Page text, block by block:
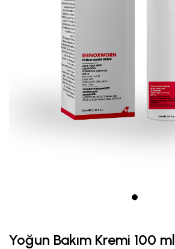
Yoğun Bakım Kremi 100 ml